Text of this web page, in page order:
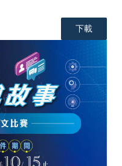
下載